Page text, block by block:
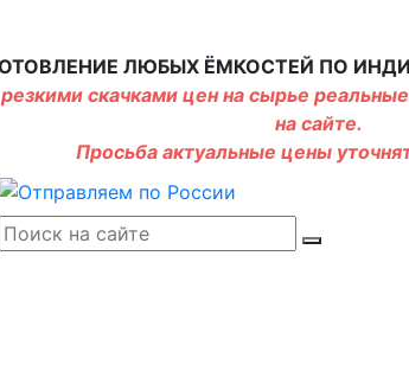
ЛЮБЫХ ЁМКОСТЕЙ ПО
скачками цен на сырье
на сайте.
Просьба актуальные цены